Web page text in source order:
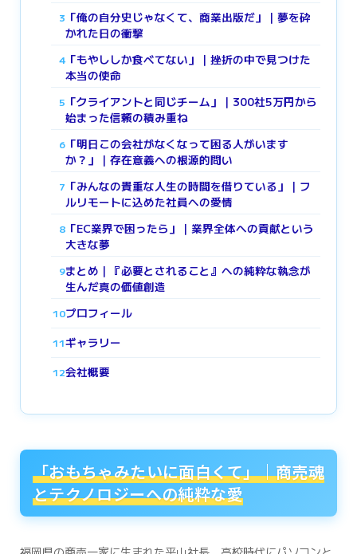
3 「俺の自分史じゃなくて、商業出版だ」｜夢を砕
かれた日の衝撃
4「もやししか食べてない」｜挫折の中で見つけた
本当の使命
5 「クライアントと同じチーム」｜300社5万円から
始まった信頼の積み重ね
6 「明日この会社がなくなって困る人がいます
か？」｜存在意義への根源的問い
7 「みんなの貴重な人生の時間を借りている」｜フ
ルリモートに込めた社員への愛情
8 「EC業界で困ったら」｜業界全体への貢献という
大きな夢
9まとめ｜『必要とされること』への純粋な執念が
生んだ真の価値創造
10プロフィール
11ギャラリー
12会社概要
「おもちゃみたいに面白くて」｜商売魂
とテクノロジーへの純粋な愛